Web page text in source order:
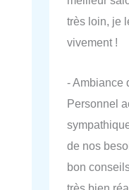
très loin, je
vivement !
- Ambiance
Personnel
de nos
bon